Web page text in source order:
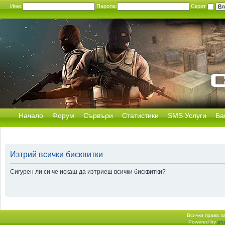
Име: Парола: Скрит
Начало Форум Сървъри Статистики SMS Услуги
Изтрий всички бисквитки
Сигурен ли си че искаш да изтриеш всички бисквитки?
Всички права
Powered by